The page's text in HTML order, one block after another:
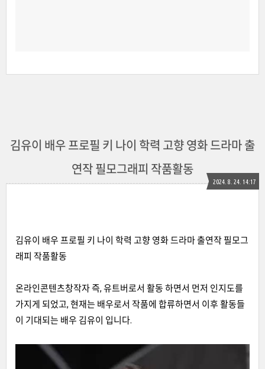
김유이 배우 프로필 키 나이 학력 고향 영화 드라마 출
연작 필모그래피 작품활동
2024. 8. 24. 14:17
김유이 배우 프로필 키 나이 학력 고향 영화 드라마 출연작 필모그
래피 작품활동
온라인콘텐츠창작자 즉, 유트버로서 활동 하면서 먼저 인지도를
가지게 되었고, 현재는 배우로서 작품에 합류하면서 이후 활동들
이 기대되는 배우 김유이 입니다.